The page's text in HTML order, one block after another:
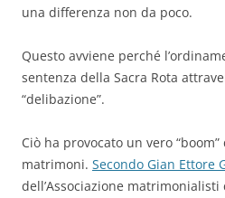
una differenza non da poco.
Questo avviene perché
sentenza della Sacra Rota
“delibazione”.
Ciò ha provocato un vero
matrimoni. Secondo Gian Ettore
dell’Associazione